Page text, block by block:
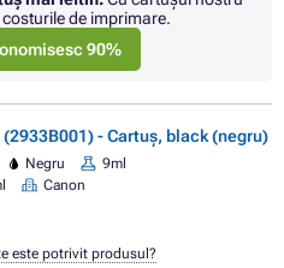
costurile de imprimare.
90%
(2933B001) - Cartuș, black (negru)
Negru
9ml
Canon
este potrivit produsul?